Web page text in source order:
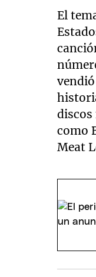
El
discos
como
Meat